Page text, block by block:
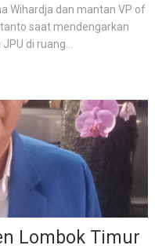
Wihardja dan mantan VP of
saat mendengarkan
di ruang...
Lombok Timur